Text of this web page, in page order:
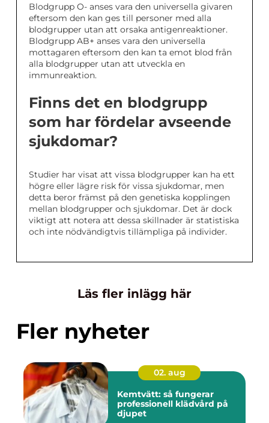
Blodgrupp O- anses vara den universella givaren
eftersom den kan ges till personer med alla
blodgrupper utan att orsaka antigenreaktioner.
Blodgrupp AB+ anses vara den universella
mottagaren eftersom den kan ta emot blod från
alla blodgrupper utan att utveckla en
immunreaktion.
Finns det en blodgrupp
som har fördelar avseende
sjukdomar?
Studier har visat att vissa blodgrupper kan ha ett
högre eller lägre risk för vissa sjukdomar, men
detta beror främst på den genetiska kopplingen
mellan blodgrupper och sjukdomar. Det är dock
viktigt att notera att dessa skillnader är statistiska
och inte nödvändigtvis tillämpliga på individer.
Läs fler inlägg här
Fler nyheter
02. aug
Kemtvätt: så fungerar
professionell klädvård på
djupet